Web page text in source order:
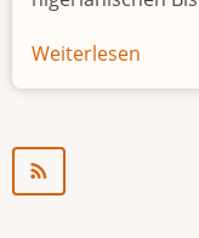
Weiterlesen